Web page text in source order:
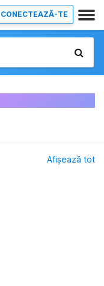
CONECTEAZĂ-TE
Afișează tot